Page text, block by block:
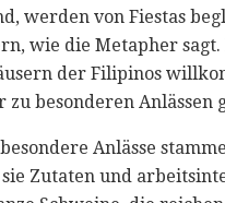
werden von Fiestas
wie die Metapher
der Filipinos
besonderen Anlässen
Anlässe
Zutaten und